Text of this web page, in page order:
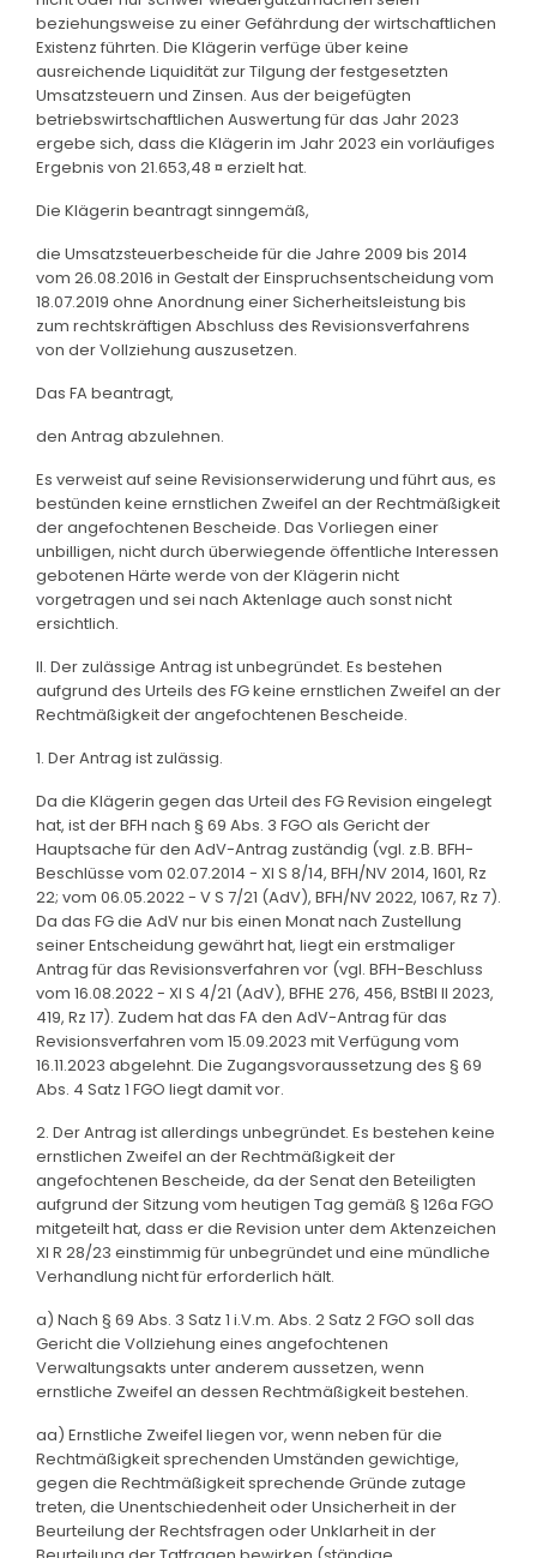
beziehungsweise zu einer Gefährdung der wirtschaftlichen
Existenz führten. Die Klägerin verfüge über keine
ausreichende Liquidität zur Tilgung der festgesetzten
Umsatzsteuern und Zinsen. Aus der beigefügten
betriebswirtschaftlichen Auswertung für das Jahr 2023
ergebe sich, dass die Klägerin im Jahr 2023 ein vorläufiges
Ergebnis von 21.653,48 ¤ erzielt hat.
Die Klägerin beantragt sinngemäß,
die Umsatzsteuerbescheide für die Jahre 2009 bis 2014
vom 26.08.2016 in Gestalt der Einspruchsentscheidung vom
18.07.2019 ohne Anordnung einer Sicherheitsleistung bis
zum rechtskräftigen Abschluss des Revisionsverfahrens
von der Vollziehung auszusetzen.
Das FA beantragt,
den Antrag abzulehnen.
Es verweist auf seine Revisionserwiderung und führt aus, es
bestünden keine ernstlichen Zweifel an der Rechtmäßigkeit
der angefochtenen Bescheide. Das Vorliegen einer
unbilligen, nicht durch überwiegende öffentliche Interessen
gebotenen Härte werde von der Klägerin nicht
vorgetragen und sei nach Aktenlage auch sonst nicht
ersichtlich.
II. Der zulässige Antrag ist unbegründet. Es bestehen
aufgrund des Urteils des FG keine ernstlichen Zweifel an der
Rechtmäßigkeit der angefochtenen Bescheide.
1. Der Antrag ist zulässig.
Da die Klägerin gegen das Urteil des FG Revision eingelegt
hat, ist der BFH nach § 69 Abs. 3 FGO als Gericht der
Hauptsache für den AdV-Antrag zuständig (vgl. z.B. BFH-
Beschlüsse vom 02.07.2014 - XI S 8/14, BFH/NV 2014, 1601, Rz
22; vom 06.05.2022 - V S 7/21 (AdV), BFH/NV 2022, 1067, Rz 7).
Da das FG die AdV nur bis einen Monat nach Zustellung
seiner Entscheidung gewährt hat, liegt ein erstmaliger
Antrag für das Revisionsverfahren vor (vgl. BFH-Beschluss
vom 16.08.2022 - XI S 4/21 (AdV), BFHE 276, 456, BStBl II 2023,
419, Rz 17). Zudem hat das FA den AdV-Antrag für das
Revisionsverfahren vom 15.09.2023 mit Verfügung vom
16.11.2023 abgelehnt. Die Zugangsvoraussetzung des § 69
Abs. 4 Satz 1 FGO liegt damit vor.
2. Der Antrag ist allerdings unbegründet. Es bestehen keine
ernstlichen Zweifel an der Rechtmäßigkeit der
angefochtenen Bescheide, da der Senat den Beteiligten
aufgrund der Sitzung vom heutigen Tag gemäß § 126a FGO
mitgeteilt hat, dass er die Revision unter dem Aktenzeichen
XI R 28/23 einstimmig für unbegründet und eine mündliche
Verhandlung nicht für erforderlich hält.
a) Nach § 69 Abs. 3 Satz 1 i.V.m. Abs. 2 Satz 2 FGO soll das
Gericht die Vollziehung eines angefochtenen
Verwaltungsakts unter anderem aussetzen, wenn
ernstliche Zweifel an dessen Rechtmäßigkeit bestehen.
aa) Ernstliche Zweifel liegen vor, wenn neben für die
Rechtmäßigkeit sprechenden Umständen gewichtige,
gegen die Rechtmäßigkeit sprechende Gründe zutage
treten, die Unentschiedenheit oder Unsicherheit in der
Beurteilung der Rechtsfragen oder Unklarheit in der